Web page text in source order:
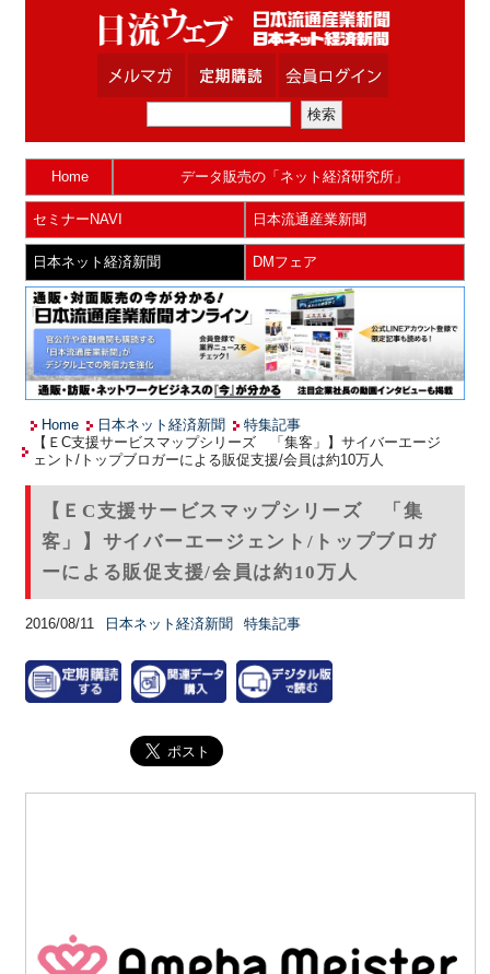
Home データ販売の「ネット経済研究所」
セミナーNAVI 日本流通産業新聞
日本ネット経済新聞 DMフェア
Home 日本ネット経済新聞
特集記事
【ＥC支援サービスマップシリーズ 「集客」】サイバーエージ
ェント/トップブロガーによる販促支援/会員は約10万人
【ＥC支援サービスマップシリーズ 「集
客」】サイバーエージェント/トップブロガ
ーによる販促支援/会員は約10万人
2016/08/11 日本ネット経済新聞 特集記事